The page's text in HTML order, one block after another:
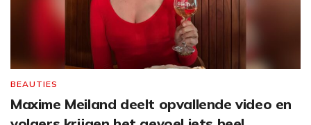
BEAUTIES
Maxime Meiland deelt opvallende video en